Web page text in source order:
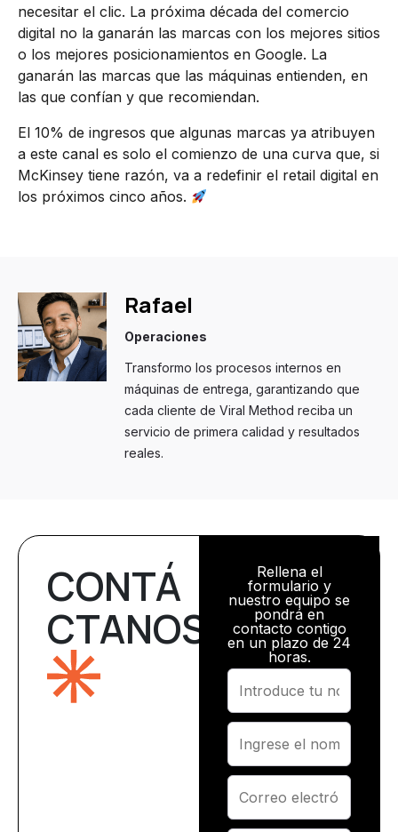
necesitar el clic. La próxima década del comercio
digital no la ganarán las marcas con los mejores sitios
o los mejores posicionamientos en Google. La
ganarán las marcas que las máquinas entienden, en
las que confían y que recomiendan.
El 10% de ingresos que algunas marcas ya atribuyen
a este canal es solo el comienzo de una curva que, si
McKinsey tiene razón, va a redefinir el retail digital en
los próximos cinco años.
Rafael
Operaciones
Transformo los procesos internos en
máquinas de entrega, garantizando que
cada cliente de Viral Method reciba un
servicio de primera calidad y resultados
reales.
CONTÁ
CTANOS
Rellena el
formulario y
nuestro equipo se
pondrá en
contacto contigo
en un plazo de 24
horas.